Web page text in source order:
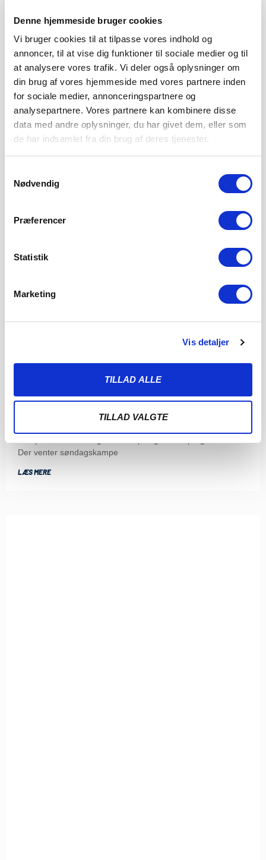
Denne hjemmeside bruger cookies
Vi bruger cookies til at tilpasse vores indhold og
annoncer, til at vise dig funktioner til sociale medier og til
at analysere vores trafik. Vi deler også oplysninger om
din brug af vores hjemmeside med vores partnere inden
for sociale medier, annonceringspartnere og
analysepartnere. Vores partnere kan kombinere disse
data med andre oplysninger, du har givet dem, eller som
de har indsamlet fra din brug af deres tjenester.
Nødvendig
Præferencer
Statistik
Marketing
Vis detaljer
TILLAD ALLE
TILLAD VALGTE
SØNDAGSSLAG VENTER
Der venter søndagskampe
LÆS MERE